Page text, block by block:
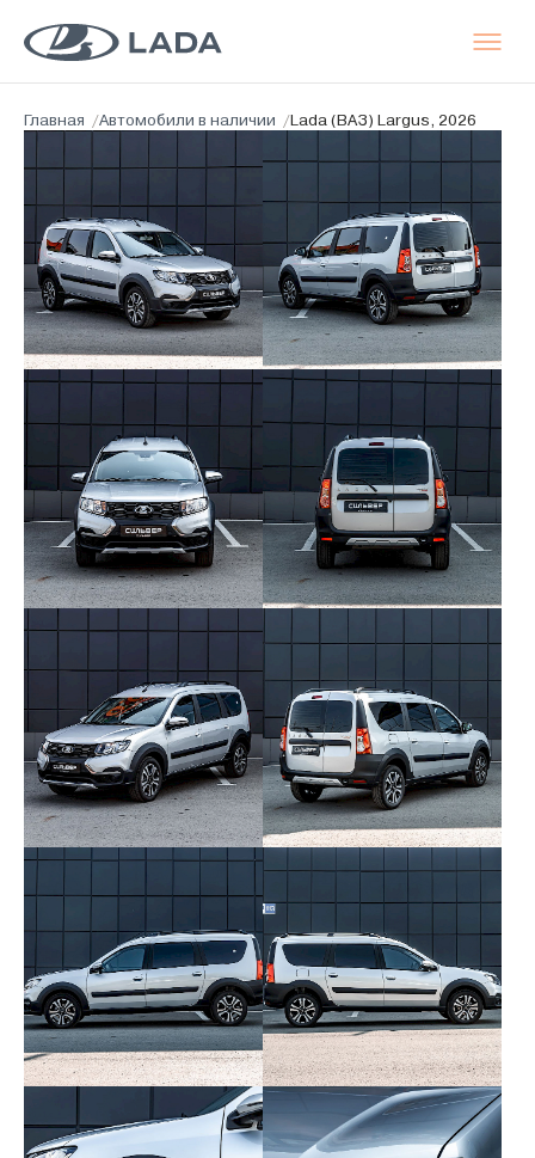
Главная /Автомобили в наличии / Lada (ВАЗ) Largus, 2026